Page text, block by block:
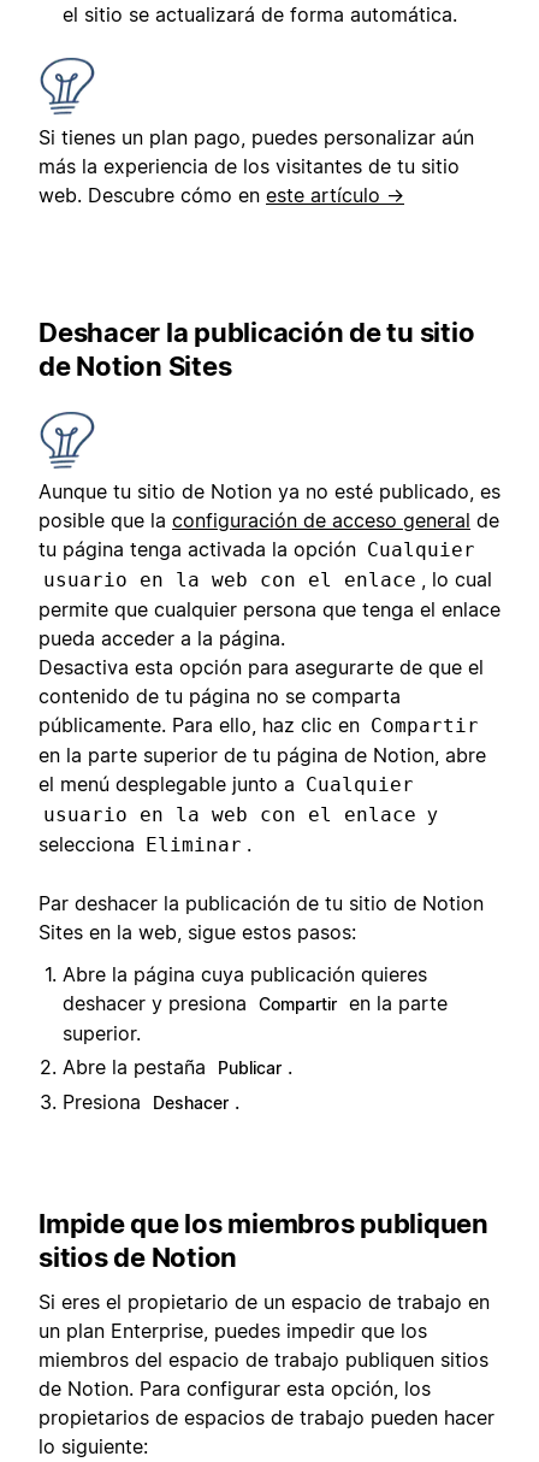
el sitio se actualizará de forma automática.
Si tienes un plan pago, puedes personalizar aún
más la experiencia de los visitantes de tu sitio
web. Descubre cómo en este artículo →
Deshacer la publicación de tu sitio
de Notion Sites
Aunque tu sitio de Notion ya no esté publicado, es
posible que la configuración de acceso general de
tu página tenga activada la opción Cualquier
usuario en la web con el enlace , lo cual
permite que cualquier persona que tenga el enlace
pueda acceder a la página.
Desactiva esta opción para asegurarte de que el
contenido de tu página no se comparta
públicamente. Para ello, haz clic en Compartir
en la parte superior de tu página de Notion, abre
el menú desplegable junto a Cualquier
usuario en la web con el enlace y
selecciona
Eliminar .
Par deshacer la publicación de tu sitio de Notion
Sites en la web, sigue estos pasos:
Abre la página cuya publicación quieres
deshacer y presiona
Compartir en la parte
superior.
Abre la pestaña
Publicar .
Presiona
Deshacer .
Impide que los miembros publiquen
sitios de Notion
Si eres el propietario de un espacio de trabajo en
un plan Enterprise, puedes impedir que los
miembros del espacio de trabajo publiquen sitios
de Notion. Para configurar esta opción, los
propietarios de espacios de trabajo pueden hacer
lo siguiente: